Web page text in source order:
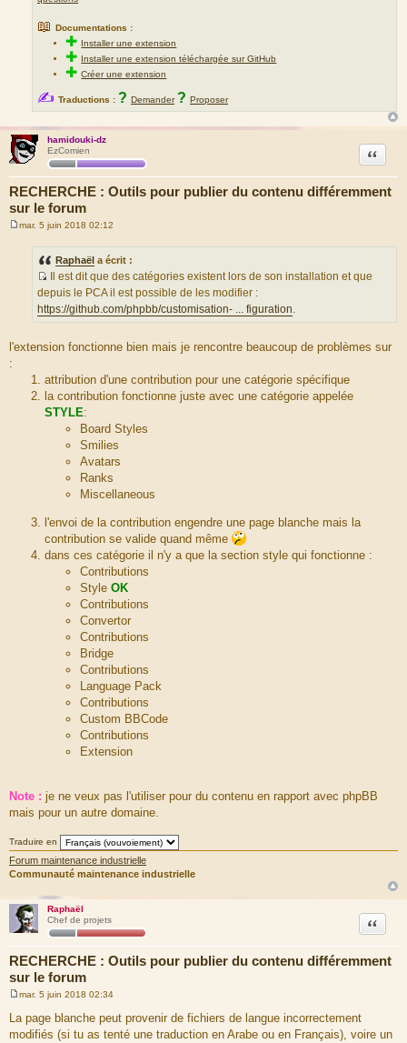
📖 Documentations :
✚ Installer une extension
✚ Installer une extension téléchargée sur GitHub
✚Créer une extension
✍ Traductions : ? Demander ? Proposer
hamidouki-dz
EzComien
RECHERCHE : Outils pour publier du contenu différemment
sur le forum
Citation
mar. 5 juin 2018 02:12
Raphaël a écrit :
S
o
c
d
u
m
e
Il est dit que des catégories existent lors de son installation et que
depuis le PCA il est possible de les modifier :
https://github.com/phpbb/customisation- ... figuration.
l'extension fonctionne bien mais je rencontre beaucoup de problèmes sur
:
attribution d'une contribution pour une catégorie spécifique
la contribution fonctionne juste avec une catégorie appelée
STYLE:
Board Styles
Smilies
Avatars
Ranks
Miscellaneous
l'envoi de la contribution engendre une page blanche mais la
contribution se valide quand même
dans ces catégorie il n'y a que la section style qui fonctionne :
Contributions
Style OK
Contributions
Convertor
Contributions
Bridge
Contributions
Language Pack
Contributions
Custom BBCode
Contributions
Extension
Note : je ne veux pas l'utiliser pour du contenu en rapport avec phpBB
mais pour un autre domaine.
Traduire en
Forum maintenance industrielle
Communauté maintenance industrielle
Raphaël
Chef de projets
RECHERCHE : Outils pour publier du contenu différemment
sur le forum
Citation
s
s
mar. 5 juin 2018 02:34
La page blanche peut provenir de fichiers de langue incorrectement
modifiés (si tu as tenté une traduction en Arabe ou en Français), voire un